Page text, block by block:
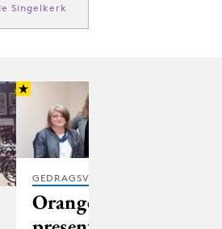
Singelkerk
GEDRAGSVERANDERING
Orange Lions